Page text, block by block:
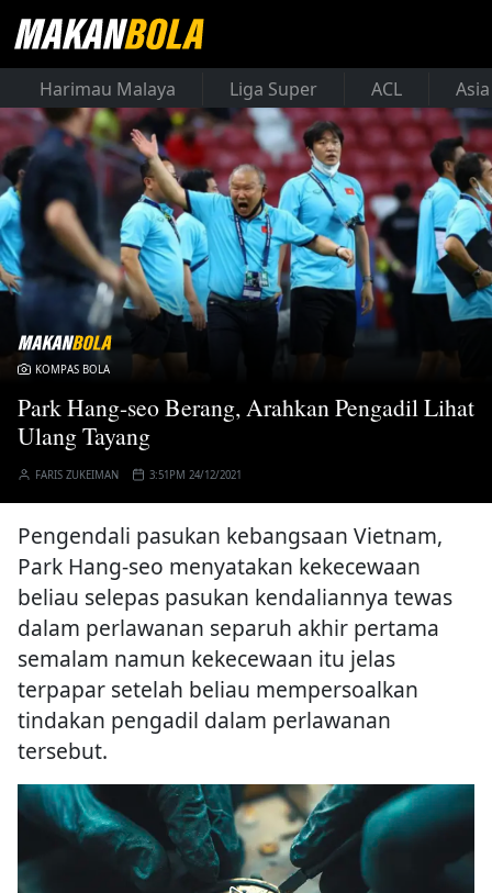
Harimau Malaya Liga Super ACL
KOMPAS BOLA
Park Hang-seo Berang, Arahkan Pengadil Lihat
Ulang Tayang
FARIS ZUKEIMAN 3:51PM 24/12/2021
Pengendali pasukan kebangsaan Vietnam,
Park Hang-seo menyatakan kekecewaan
beliau selepas pasukan kendaliannya tewas
dalam perlawanan separuh akhir pertama
semalam namun kekecewaan itu jelas
terpapar setelah beliau mempersoalkan
tindakan pengadil dalam perlawanan
tersebut.